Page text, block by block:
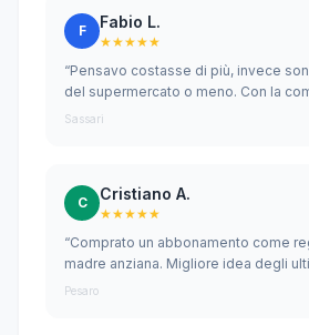
F Fabio L.
★★★★★
“Pensavo costasse di più, invece
del supermercato o meno. Con la
Sassari
C Cristiano A.
★★★★★
“Comprato un abbonamento come
madre anziana. Migliore idea degli
Pesaro